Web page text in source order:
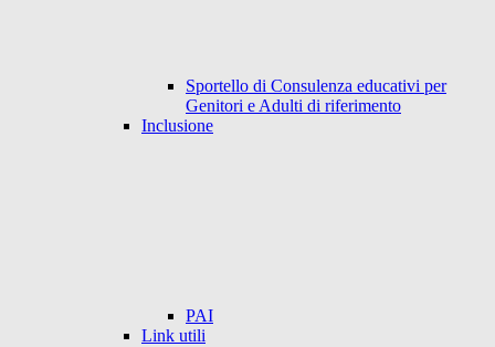
Sportello di Consulenza educativi per
Genitori e Adulti di riferimento
Inclusione
PAI
Link utili